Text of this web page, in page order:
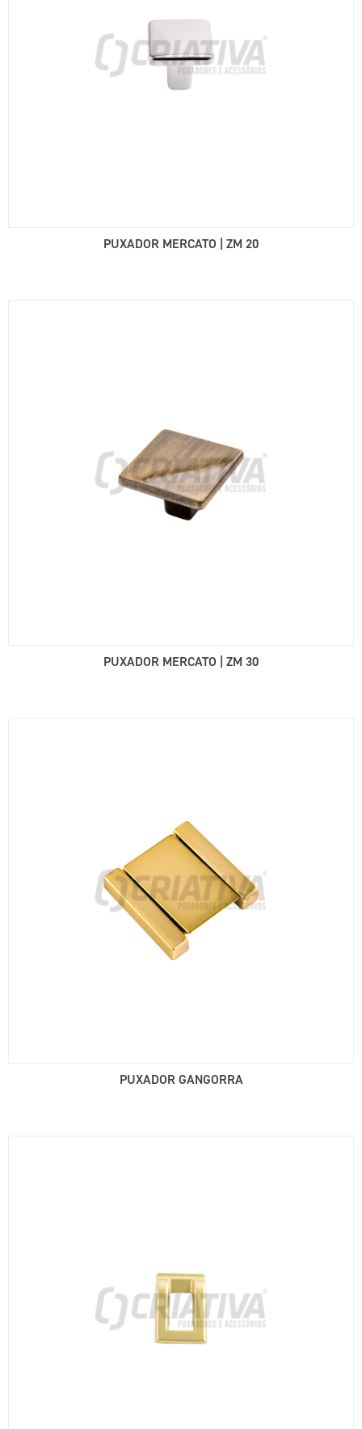
PUXADOR MERCATO | ZM 20
PUXADOR MERCATO | ZM 30
PUXADOR GANGORRA